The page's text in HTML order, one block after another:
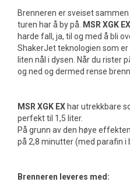
Brenneren er sveiset
turen har å by på.
MSR XGK EX
harde fall, ja, til og med å bli
ShakerJet teknologien som er
liten nål i dysen. Når du rister
og ned og dermed rense
MSR XGK EX har utrekkbare
perfekt til 1,5 liter.
På grunn av den høye
på 2,8 minutter (med parafin i
Brenneren leveres med: